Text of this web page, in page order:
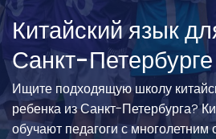
Китайский язык
Санкт-Петербурге
Ищите подходящую школу
ребенка из Санкт-Петербурга?
обучают педагоги с